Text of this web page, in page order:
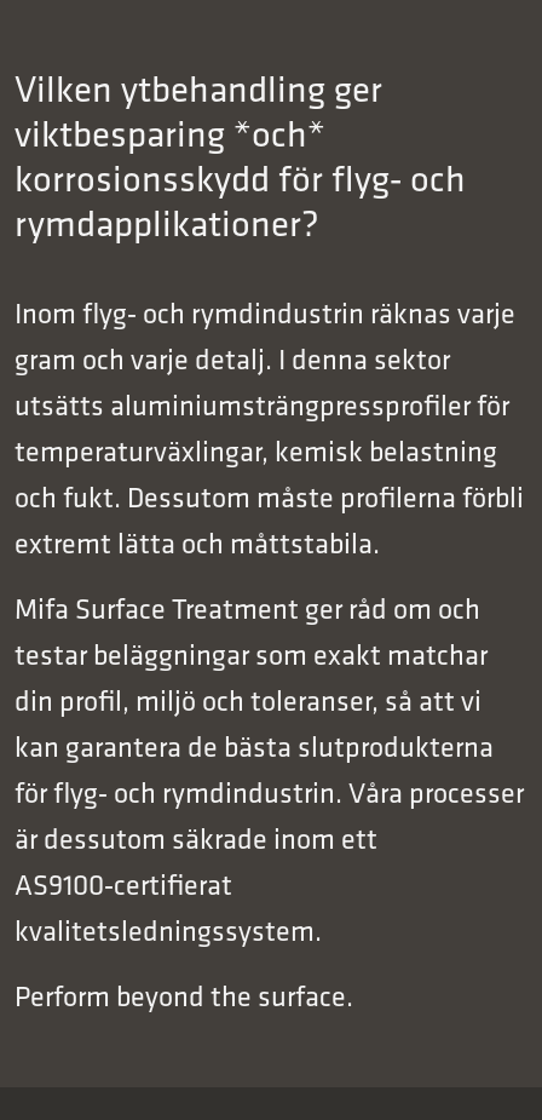
Vilken ytbehandling ger
viktbesparing *och*
korrosionsskydd för flyg‑ och
rymdapplikationer?
Inom flyg‑ och rymdindustrin räknas varje
gram och varje detalj. I denna sektor
utsätts aluminiumsträngpressprofiler för
temperaturväxlingar, kemisk belastning
och fukt. Dessutom måste profilerna förbli
extremt lätta och måttstabila.
Mifa Surface Treatment ger råd om och
testar beläggningar som exakt matchar
din profil, miljö och toleranser, så att vi
kan garantera de bästa slutprodukterna
för flyg‑ och rymdindustrin. Våra processer
är dessutom säkrade inom ett
AS9100‑certifierat
kvalitetsledningssystem.
Perform beyond the surface.